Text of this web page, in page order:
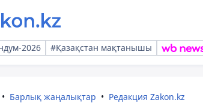
2026 #Қазақстан мақтанышы
Барлық жаңалықтар Редакция Zakon.kz